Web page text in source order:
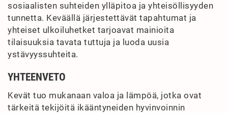
sosiaalisten suhteiden ylläpitoa ja yhteisöllisyyden
tunnetta. Keväällä järjestettävät tapahtumat ja
yhteiset ulkoiluhetket tarjoavat mainioita
tilaisuuksia tavata tuttuja ja luoda uusia
ystävyyssuhteita.
YHTEENVETO
Kevät tuo mukanaan valoa ja lämpöä, jotka ovat
tärkeitä tekijöitä ikääntyneiden hyvinvoinnin